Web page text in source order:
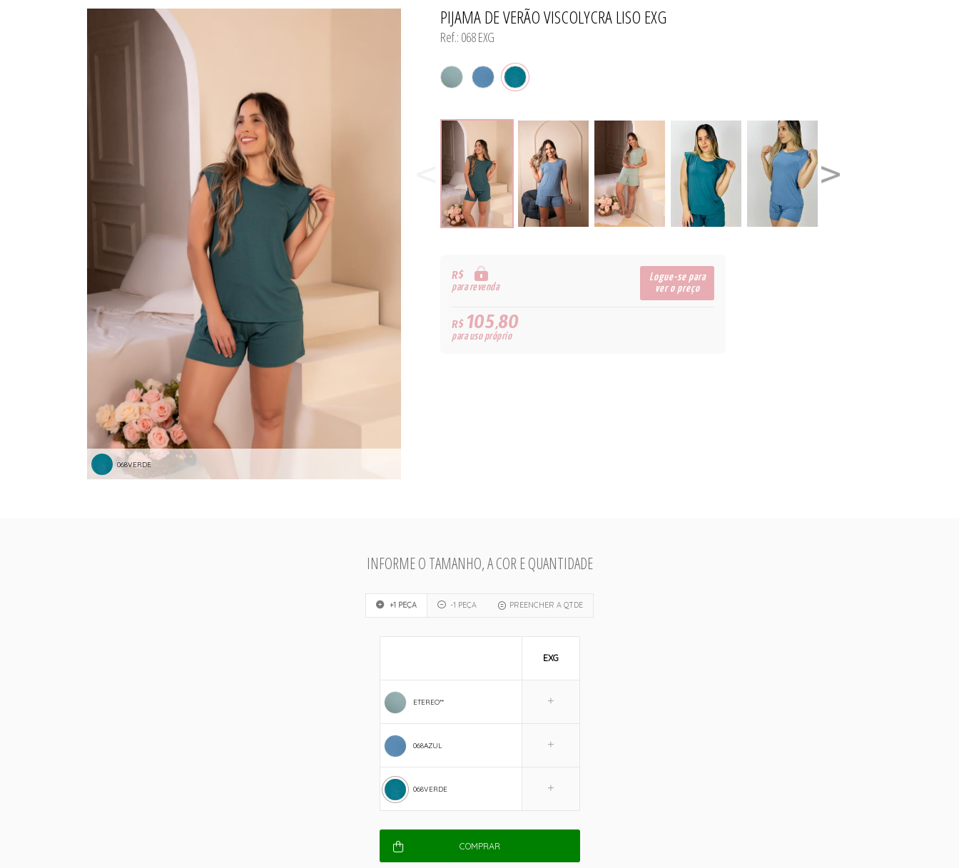
TODOS DE CAMISOLA
TODOS DE MODA PRAIA 23/24
CAMISOLAS E ROBES
TODOS DE PROMOÇÕES
068VERDE
PIJAMA DE VERÃO VISCOLYCRA LISO EXG
Ref.: 068 EXG
R$
para revenda
Logue-se para
ver o preço
R$105,80
para uso próprio
INFORME O TAMANHO, A COR E QUANTIDADE
+1 PEÇA -1 PEÇA PREENCHER A QTDE
ETEREO**
068AZUL
068VERDE
EXG
COMPRAR